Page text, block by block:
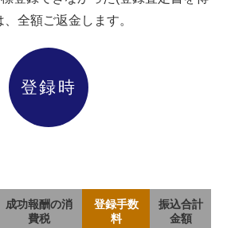
全額ご返金します。
登録時
成功報酬の消
費税
登録手数
料
振込合計
金額